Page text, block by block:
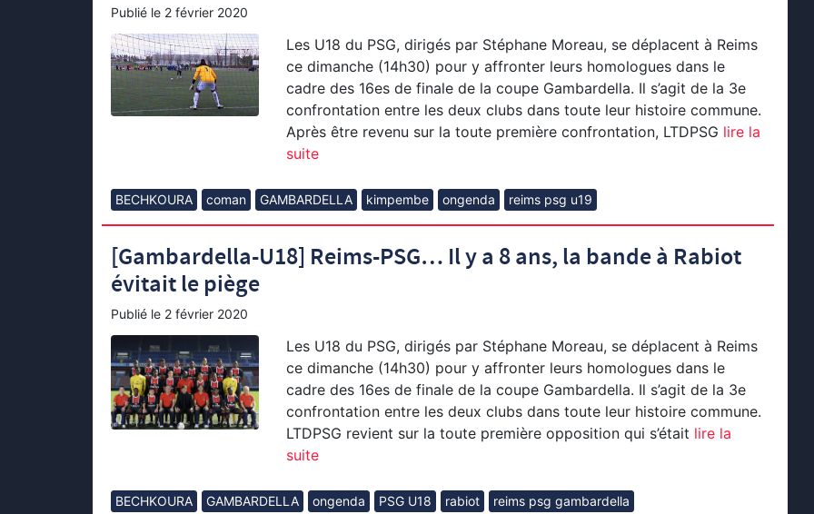
Publié le 2 février 2020
Les U18 du PSG, dirigés par Stéphane Moreau, se déplacent à Reims
ce dimanche (14h30) pour y affronter leurs homologues dans le
cadre des 16es de finale de la coupe Gambardella. Il s’agit de la 3e
confrontation entre les deux clubs dans toute leur histoire commune.
Après être revenu sur la toute première confrontation, LTDPSG lire la
suite
BECHKOURA coman GAMBARDELLA kimpembe ongenda reims psg u19
[Gambardella-U18] Reims-PSG… Il y a 8 ans, la bande à Rabiot
évitait le piège
Publié le 2 février 2020
Les U18 du PSG, dirigés par Stéphane Moreau, se déplacent à Reims
ce dimanche (14h30) pour y affronter leurs homologues dans le
cadre des 16es de finale de la coupe Gambardella. Il s’agit de la 3e
confrontation entre les deux clubs dans toute leur histoire commune.
LTDPSG revient sur la toute première opposition qui s’était lire la
suite
BECHKOURA GAMBARDELLA ongenda PSG U18 rabiot reims psg gambardella